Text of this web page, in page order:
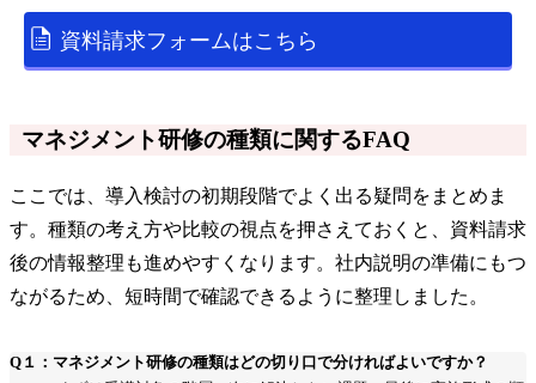
資料請求フォームはこちら
マネジメント研修の種類に関するFAQ
ここでは、導入検討の初期段階でよく出る疑問をまとめま
す。種類の考え方や比較の視点を押さえておくと、資料請求
後の情報整理も進めやすくなります。社内説明の準備にもつ
ながるため、短時間で確認できるように整理しました。
Q１：マネジメント研修の種類はどの切り口で分ければよいですか？